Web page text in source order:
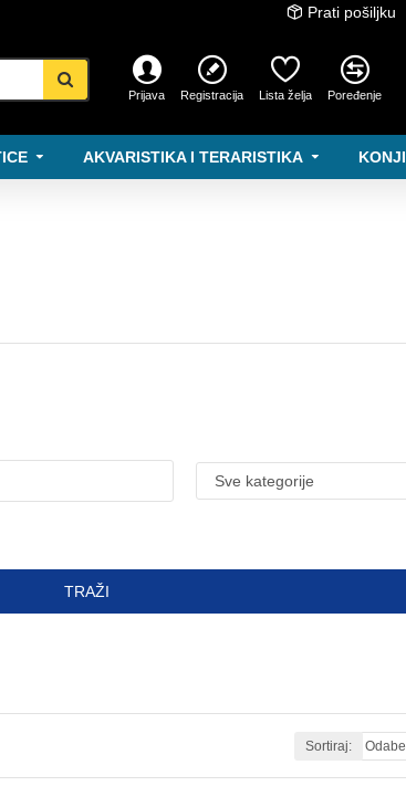
Prati pošiljku
Prijava Registracija Lista želja Poređenje
AKVARISTIKA I TERARISTIKA KONJI
TRAŽI
Sortiraj: